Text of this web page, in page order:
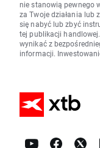
nie stanowią pewnego
za Twoje działania lub
się nabyć lub zbyć
tej publikacji
wynikać z
informacji.